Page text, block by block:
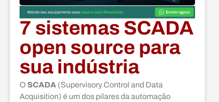
7 sistemas SCADA
open source para
sua indústria
O SCADA (Supervisory Control and Data
Acquisition) é um dos pilares da automação